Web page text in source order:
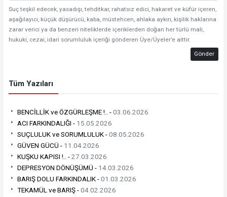
Suç teşkil edecek, yasadışı, tehditkar, rahatsız edici, hakaret ve küfür içeren,
aşağılayıcı, küçük düşürücü, kaba, müstehcen, ahlaka aykırı, kişilik haklarına
zarar verici ya da benzeri niteliklerde içeriklerden doğan her türlü mali,
hukuki, cezai, idari sorumluluk içeriği gönderen Üye/Üyeler’e aittir.
Gönder
Tüm Yazıları
BENCİLLİK ve ÖZGÜRLEŞME !.. -03.06.2026
ACI FARKINDALIĞI - 15.05.2026
SUÇLULUK ve SORUMLULUK -08.05.2026
GÜVEN GÜCÜ - 11.04.2026
KUŞKU KAPISI !.. -27.03.2026
DEPRESYON DÖNÜŞÜMÜ - 14.03.2026
BARIŞ DOLU FARKINDALIK -01.03.2026
TEKAMÜL ve BARIŞ -04.02.2026